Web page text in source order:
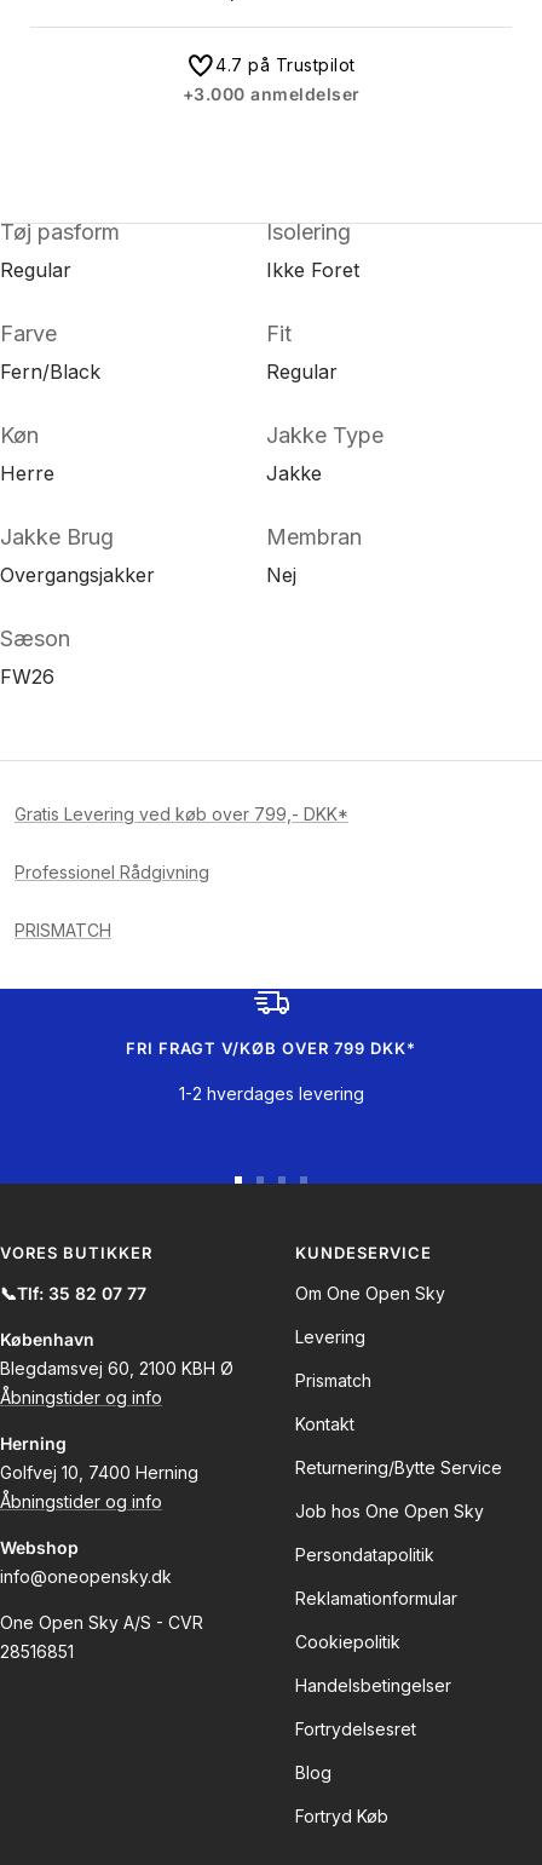
4.7 på Trustpilot
+3.000 anmeldelser
Tøj pasform
Regular
Isolering
Ikke Foret
Farve
Fern/Black
Fit
Regular
Køn
Herre
Jakke Type
Jakke
Jakke Brug
Overgangsjakker
Membran
Nej
Sæson
FW26
Gratis Levering ved køb over 799,- DKK*
Professionel Rådgivning
PRISMATCH
FRI FRAGT V/KØB OVER 799 DKK*
1-2 hverdages levering
slideslide
VORES BUTIKKER
📞Tlf: 35 82 07 77
København
Blegdamsvej 60, 2100 KBH Ø
Åbningstider og info
Herning
Golfvej 10, 7400 Herning
Åbningstider og info
Webshop
info@oneopensky.dk
One Open Sky A/S - CVR
28516851
KUNDESERVICE
Om One Open Sky
Levering
Prismatch
Kontakt
Returnering/Bytte Service
Job hos One Open Sky
Persondatapolitik
Reklamationformular
Cookiepolitik
Handelsbetingelser
Fortrydelsesret
Blog
Fortryd Køb